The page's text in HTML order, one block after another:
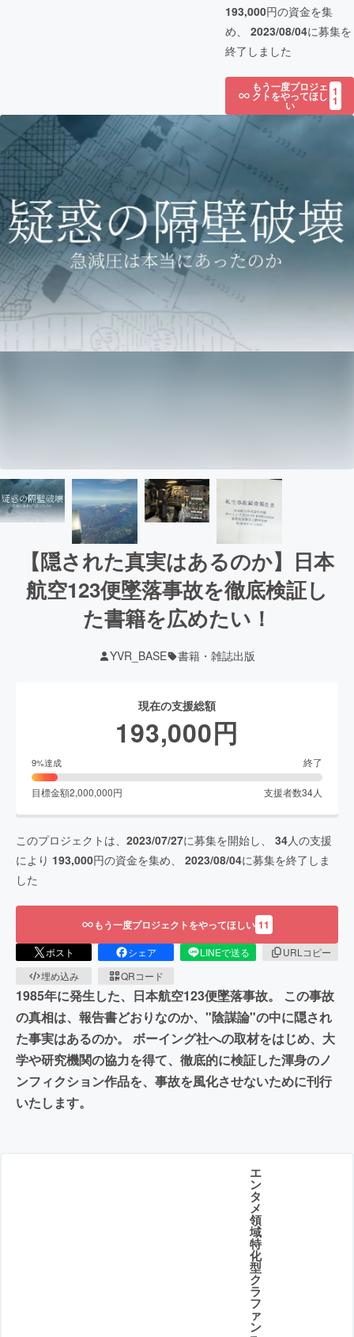
193,000円の資金を集
め、 2023/08/04に募集を
終了しました
もう一度プロジェ
クトをやってほし
い
1
1
【隠された真実はあるのか】日本
航空123便墜落事故を徹底検証し
た書籍を広めたい！
YVR_BASE 書籍・雑誌出版
現在の支援総額
193,000円
9%達成 終了
目標金額2,000,000円 支援者数34人
このプロジェクトは、 2023/07/27に募集を開始し、 34人の支援
により 193,000円の資金を集め、 2023/08/04に募集を終了しま
した
もう一度プロジェクトをやってほしい 11
ポスト シェア LINEで送る
URLコピー
埋め込み
QRコード
1985年に発生した、日本航空123便墜落事故。 この事故
の真相は、報告書どおりなのか、"陰謀論"の中に隠され
た事実はあるのか。 ボーイング社への取材をはじめ、大
学や研究機関の協力を得て、徹底的に検証した渾身のノ
ンフィクション作品を、事故を風化させないために刊行
いたします。
エ
ン
タ
メ
領
域
特
化
型
ク
ラ
フ
ァ
ン